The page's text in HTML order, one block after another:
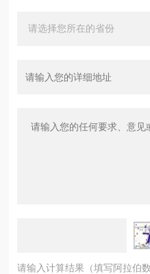
请输入计算结果（填写阿拉伯